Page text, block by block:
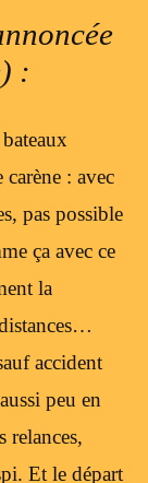
:
carène : avec
pas possible
ça avec ce
la
accident
peu en
relances,
Et le départ